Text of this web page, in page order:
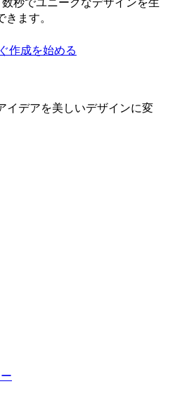
きます。
作成を始める
イデアを美しいデザインに変